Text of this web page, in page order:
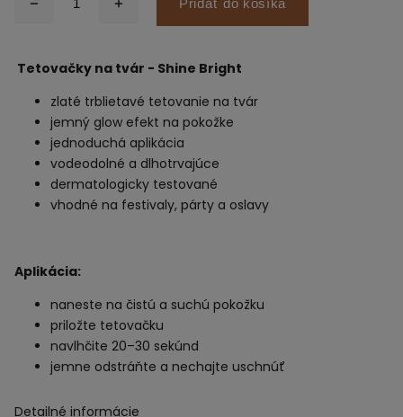
Tetovačky na tvár - Shine Bright
zlaté trblietavé tetovanie na tvár
jemný glow efekt na pokožke
jednoduchá aplikácia
vodeodolné a dlhotrvajúce
dermatologicky testované
vhodné na festivaly, párty a oslavy
Aplikácia:
naneste na čistú a suchú pokožku
priložte tetovačku
navlhčite 20–30 sekúnd
jemne odstráňte a nechajte uschnúť
Detailné informácie